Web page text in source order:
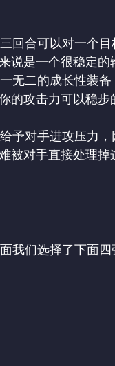
回合可以对一个目
说是一个很稳定的
无二的成长性装备
的攻击力可以稳步
予对手进攻压力，
被对手直接处理掉
我们选择了下面四